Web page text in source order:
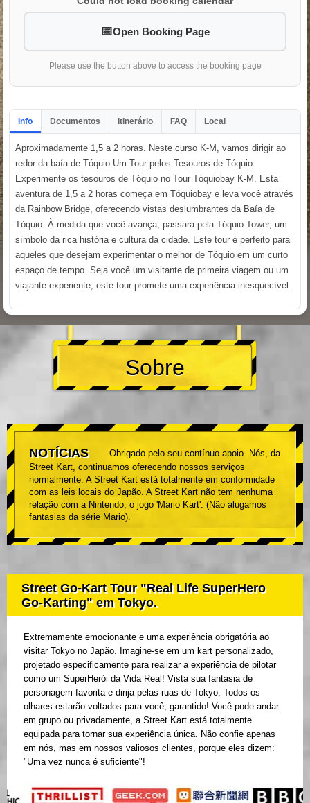
Open Booking Page
Please use the button above to access the booking page
Info Documentos Itinerário FAQ Local
Aproximadamente 1,5 a 2 horas. Neste curso K-M, vamos dirigir ao
redor da baía de Tóquio.Um Tour pelos Tesouros de Tóquio:
Experimente os tesouros de Tóquio no Tour Tóquiobay K-M. Esta
aventura de 1,5 a 2 horas começa em Tóquiobay e leva você através
da Rainbow Bridge, oferecendo vistas deslumbrantes da Baía de
Tóquio. À medida que você avança, passará pela Tóquio Tower, um
símbolo da rica história e cultura da cidade. Este tour é perfeito para
aqueles que desejam experimentar o melhor de Tóquio em um curto
espaço de tempo. Seja você um visitante de primeira viagem ou um
viajante experiente, este tour promete uma experiência inesquecível.
Sobre
NOTÍCIAS
Obrigado pelo seu contínuo apoio. Nós, da
Street Kart, continuamos oferecendo nossos serviços
normalmente. A Street Kart está totalmente em conformidade
com as leis locais do Japão. A Street Kart não tem nenhuma
relação com a Nintendo, o jogo 'Mario Kart'. (Não alugamos
fantasias da série Mario).
Street Go-Kart Tour "Real Life SuperHero
Go-Karting" em Tokyo.
Extremamente emocionante e uma experiência obrigatória ao
visitar Tokyo no Japão. Imagine-se em um kart personalizado,
projetado especificamente para realizar a experiência de pilotar
como um SuperHerói da Vida Real! Vista sua fantasia de
personagem favorita e dirija pelas ruas de Tokyo. Todos os
olhares estarão voltados para você, garantido! Você pode andar
em grupo ou privadamente, a Street Kart está totalmente
equipada para tornar sua experiência única. Não confie apenas
em nós, mas em nossos valiosos clientes, porque eles dizem:
"Uma vez nunca é suficiente"!